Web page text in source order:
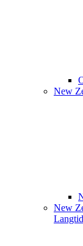
New
New